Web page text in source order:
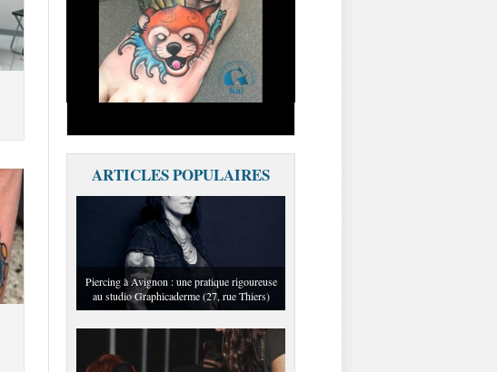
MEILLEURSTATOUEURS
ARTICLES POPULAIRES
Piercing à Avignon : une pratique rigoureuse
au studio Graphicaderme (27, rue Thiers)